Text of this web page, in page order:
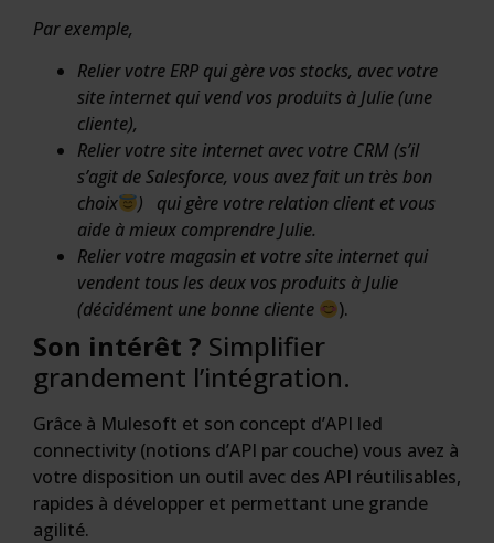
Par exemple,
Relier votre ERP qui gère vos stocks, avec votre
site internet qui vend vos produits à Julie (une
cliente),
Relier votre site internet avec votre CRM (s’il
s’agit de Salesforce, vous avez fait un très bon
choix
) qui gère votre relation client et vous
aide à mieux comprendre Julie.
Relier votre magasin et votre site internet qui
vendent tous les deux vos produits à Julie
(décidément une bonne cliente
).
Son intérêt ? Simplifier
grandement l’intégration.
Grâce à Mulesoft et son concept d’API led
connectivity (notions d’API par couche) vous avez à
votre disposition un outil avec des API réutilisables,
rapides à développer et permettant une grande
agilité.